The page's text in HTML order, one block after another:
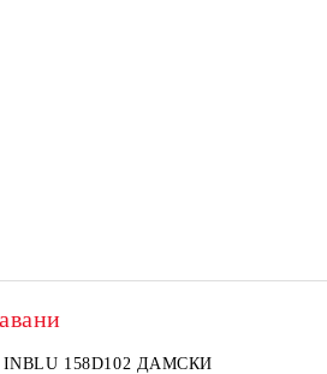
INBLU 158D102 ДАМСКИ